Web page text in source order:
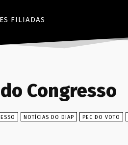
FILIADAS
Congresso
NOTÍCIAS DO DIAP PEC DO VOTO